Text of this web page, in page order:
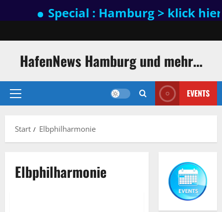
Special : Hamburg > klick hier
Inhalt
HafenNews Hamburg und mehr…
Primäres
EVENTS
Start Elbphilharmonie
Elbphilharmonie